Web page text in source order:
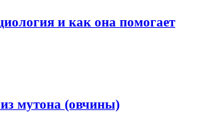
и как она помогает
мутона (овчины)